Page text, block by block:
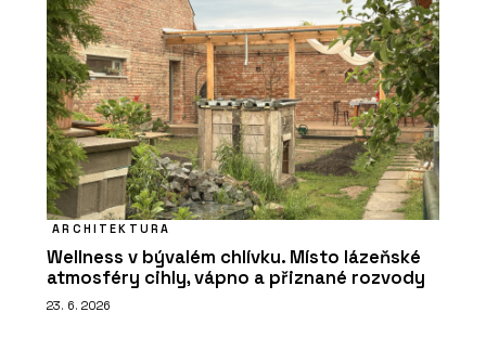
ARCHITEKTURA
Wellness v bývalém chlívku. Místo lázeňské
atmosféry cihly, vápno a přiznané rozvody
23. 6. 2026